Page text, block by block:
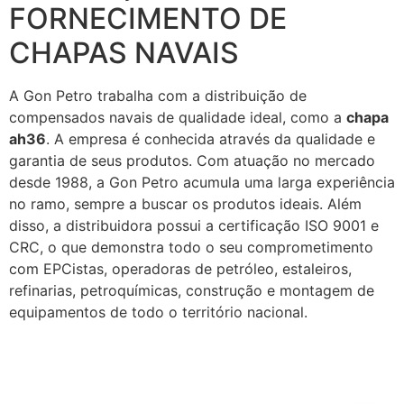
FORNECIMENTO DE
CHAPAS NAVAIS
A Gon Petro trabalha com a distribuição de
compensados navais de qualidade ideal, como a chapa
ah36. A empresa é conhecida através da qualidade e
garantia de seus produtos. Com atuação no mercado
desde 1988, a Gon Petro acumula uma larga experiência
no ramo, sempre a buscar os produtos ideais. Além
disso, a distribuidora possui a certificação ISO 9001 e
CRC, o que demonstra todo o seu comprometimento
com EPCistas, operadoras de petróleo, estaleiros,
refinarias, petroquímicas, construção e montagem de
equipamentos de todo o território nacional.